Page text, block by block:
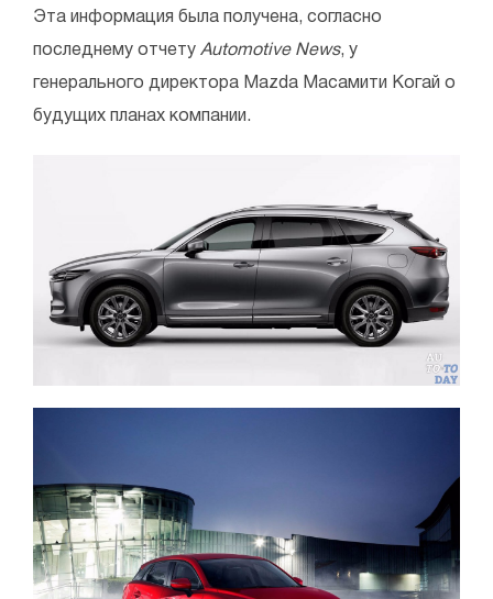
Эта информация была получена, согласно
последнему отчету Automotive News, у
генерального директора Mazda Масамити Когай о
будущих планах компании.